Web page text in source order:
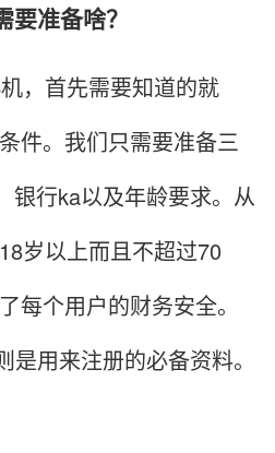
要准备啥？
首先需要知道的就
件。我们只需要准备三
银行ka以及年龄要求。从
岁以上而且不超过70
每个用户的财务安全。
用来注册的必备资料。